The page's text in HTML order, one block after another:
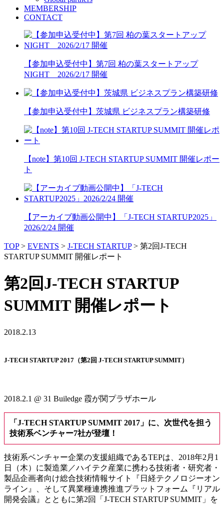
MEMBERSHIP
CONTACT
【参加申込受付中】第7回 柏の葉スタートアップ
NIGHT 2026/2/17 開催
【参加申込受付中】茨城県 ビジネスプラン構築研修
【note】第10回 J-TECH STARTUP SUMMIT 開催レポー
ト
【アーカイブ動画公開中】「J-TECH STARTUP2025」
2026/2/24 開催
TOP> EVENTS > J-TECH STARTUP> 第2回J-TECH
STARTUP SUMMIT 開催レポート
第2回J-TECH STARTUP
SUMMIT 開催レポート
2018.2.13
J-TECH STARTUP 2017（第2回 J-TECH STARTUP SUMMIT）
2018.2.1 @ 31 Builedge 霞が関プラザホール
「J-TECH STARTUP SUMMIT 2017」に、次世代を担う
技術系ベンチャー7社が登壇！
技術系ベンチャー企業の支援組織であるTEPは、2018年2月1
日（木）に製造業／ハイテク産業に携わる技術者・研究者・
製品企画者向け総合技術情報サイト『日経テクノロジーオン
ライン』、そして異業種連携推進プラットフォーム『リアル
開発会議』とともに第2回「J-TECH STARTUP SUMMIT」を